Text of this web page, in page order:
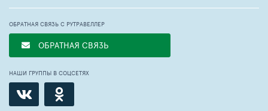
ОБРАТНАЯ СВЯЗЬ С РУТРАВЕЛЛЕР
ОБРАТНАЯ СВЯЗЬ
НАШИ ГРУППЫ В СОЦСЕТЯХ